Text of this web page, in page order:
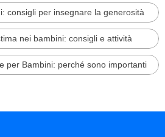
consigli per insegnare la generosità
nei bambini: consigli e attività
per Bambini: perché sono importanti